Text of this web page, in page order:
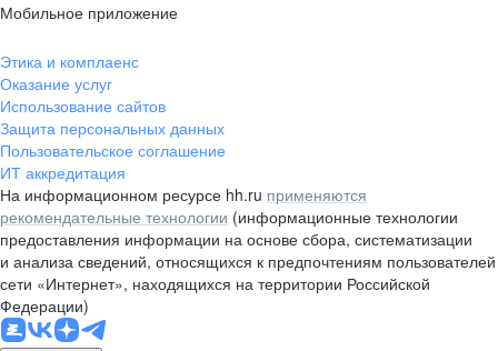
Мобильное приложение
Этика и комплаенс
Оказание услуг
Использование сайтов
Защита персональных данных
Пользовательское соглашение
ИТ аккредитация
На информационном ресурсе hh.ru применяются
рекомендательные технологии (информационные технологии
предоставления информации на основе сбора, систематизации
и анализа сведений, относящихся к предпочтениям пользователей
сети «Интернет», находящихся на территории Российской
Федерации)